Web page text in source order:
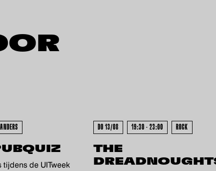
ANDERS
tijdens de UITweek
UITVERKOCHT - UITVERKOCHT -
DO 13/08 19:30 - 23:00 ROCK
THE